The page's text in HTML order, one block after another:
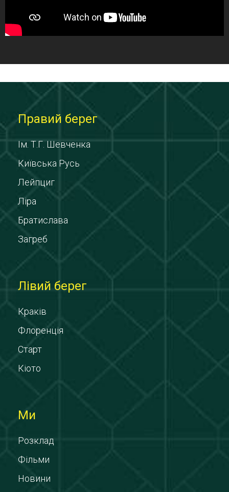
Правий берег
Ім. Т.Г. Шевченка
Київська Русь
Лейпциг
Ліра
Братислава
Загреб
Лівий берег
Краків
Флоренція
Старт
Кіото
Ми
Розклад
Фільми
Новини